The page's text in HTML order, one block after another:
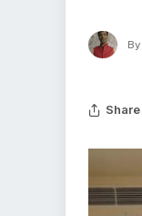
By
Share